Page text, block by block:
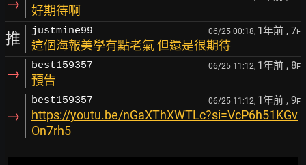
→ 好期待啊
推 justmine99 06/25 00:18, 1年前 , 7F
這個海報美學有點老氣 但還是很期待
→ best159357 06/25 11:12, 1年前 , 8F
預告
→
best159357 06/25 11:12, 1年前 , 9F
https://youtu.be/nGaXThXWTLc?si=VcP6h51KGv
On7rh5